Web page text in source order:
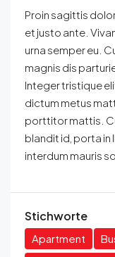
Proin sagittis
et justo ante.
urna semper eu.
magnis dis
Integer tristique
dictum metus
porttitor mattis.
blandit id, porta in
interdum mauris
Stichworte
Apartment